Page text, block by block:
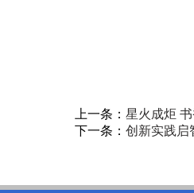
上一条： 星火成炬
下一条： 创新实践启